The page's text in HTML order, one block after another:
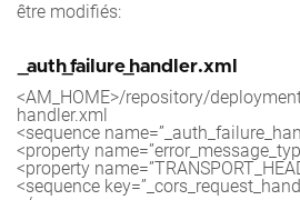
être modifiés:
_auth_failure_handler.xml
<AM_HOME>/repository/
handler.xml
<sequence
<property
<property
<sequence